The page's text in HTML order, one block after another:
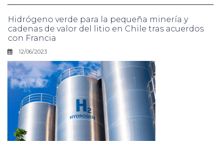
Hidrógeno verde para la pequeña minería y
cadenas de valor del litio en Chile tras acuerdos
con Francia
12/06/2023